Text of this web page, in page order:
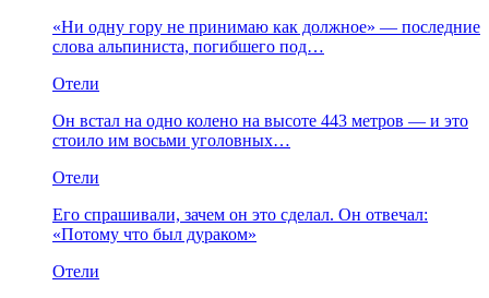
«Ни одну гору не принимаю как должное» — последние
слова альпиниста, погибшего под…
Отели
Он встал на одно колено на высоте 443 метров — и это
стоило им восьми уголовных…
Отели
Его спрашивали, зачем он это сделал. Он отвечал:
«Потому что был дураком»
Отели